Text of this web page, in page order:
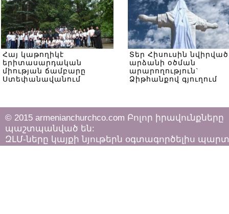
Հայ կաթողիկէ
երիտասարդական
միության ճամբարը
Ստեփանավանում
Տեր Հիսուսին նվիրված
արձանի օծման
արարողություն`
Ձիթհանքով գյուղում
© 2015 armenianchurchco.com Բոլոր իրավունքները
պաշտպանված են:
ԶԼՄ-ները կայքի նյութերն օգտագործելիս